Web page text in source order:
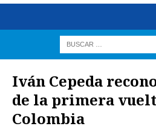
Iván Cepeda
de la primera
Colombia